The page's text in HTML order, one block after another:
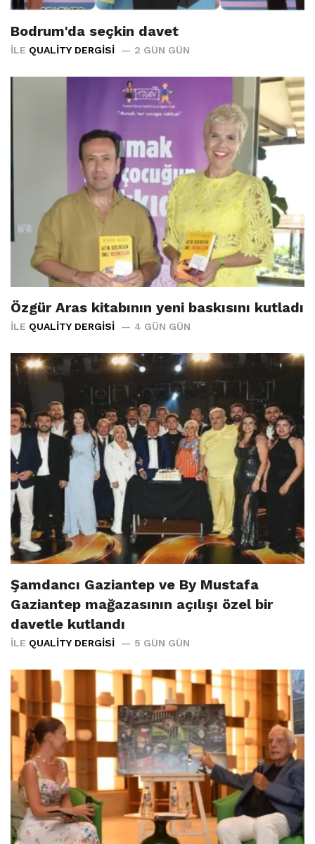
Bodrum'da seçkin davet
İLE QUALITY DERGISI 2 GÜN GÜN
Özgür Aras kitabının yeni baskısını kutladı
İLE QUALITY DERGISI 4 GÜN GÜN
Şamdancı Gaziantep ve By Mustafa
Gaziantep mağazasının açılışı özel bir
davetle kutlandı
İLE QUALITY DERGISI 5 GÜN GÜN